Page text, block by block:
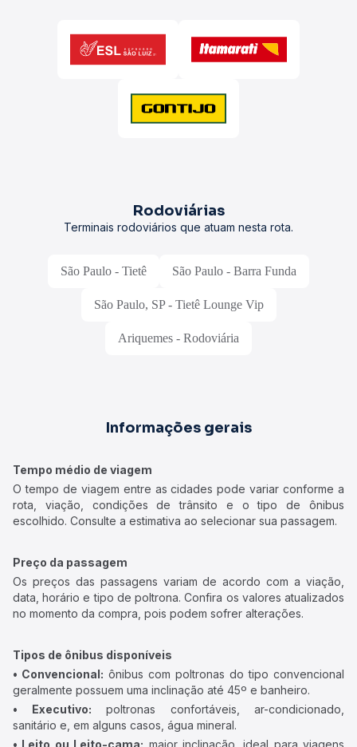
Rodoviárias
Terminais rodoviários que atuam nesta rota.
São Paulo - Tietê São Paulo - Barra Funda
São Paulo, SP - Tietê Lounge Vip
Ariquemes - Rodoviária
Informações gerais
Tempo médio de viagem
O tempo de viagem entre as cidades pode variar conforme a
rota, viação, condições de trânsito e o tipo de ônibus
escolhido. Consulte a estimativa ao selecionar sua passagem.
Preço da passagem
Os preços das passagens variam de acordo com a viação,
data, horário e tipo de poltrona. Confira os valores atualizados
no momento da compra, pois podem sofrer alterações.
Tipos de ônibus disponíveis
• Convencional: ônibus com poltronas do tipo convencional
geralmente possuem uma inclinação até 45º e banheiro.
• Executivo: poltronas confortáveis, ar-condicionado,
sanitário e, em alguns casos, água mineral.
• Leito ou Leito-cama: maior inclinação, ideal para viagens